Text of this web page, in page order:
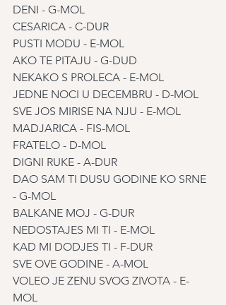
DENI - G-MOL
CESARICA - C-DUR
PUSTI MODU - E-MOL
AKO TE PITAJU - G-DUD
NEKAKO S PROLECA - E-MOL
JEDNE NOCI U DECEMBRU - D-MOL
SVE JOS MIRISE NA NJU - E-MOL
MADJARICA - FIS-MOL
FRATELO - D-MOL
DIGNI RUKE - A-DUR
DAO SAM TI DUSU GODINE KO SRNE
- G-MOL
BALKANE MOJ - G-DUR
NEDOSTAJES MI TI - E-MOL
KAD MI DODJES TI - F-DUR
SVE OVE GODINE - A-MOL
VOLEO JE ZENU SVOG ZIVOTA - E-
MOL